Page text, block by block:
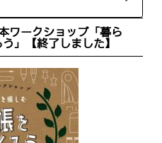
ワークショップ「暮ら
」【終了しました】